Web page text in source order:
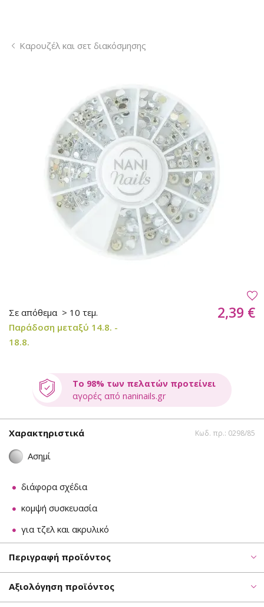
Καρουζέλ και σετ διακόσμησης
Σε απόθεμα > 10 τεμ.
Παράδοση μεταξύ 14.8. -
18.8.
2,39 €
Το 98% των πελατών προτείνει
αγορές από naninails.gr
Χαρακτηριστικά Κωδ. πρ.: 0298/85
Ασημί
διάφορα σχέδια
κομψή συσκευασία
για τζελ και ακρυλικό
Περιγραφή προϊόντος
Αξιολόγηση προϊόντος